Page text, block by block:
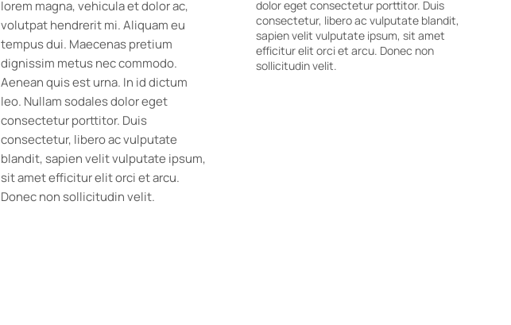
lorem magna, vehicula et dolor ac,
volutpat hendrerit mi. Aliquam eu
tempus dui. Maecenas pretium
dignissim metus nec commodo.
Aenean quis est urna. In id dictum
leo. Nullam sodales dolor eget
consectetur porttitor. Duis
consectetur, libero ac vulputate
blandit, sapien velit vulputate ipsum,
sit amet efficitur elit orci et arcu.
Donec non sollicitudin velit.
dolor eget consectetur porttitor. Duis
consectetur, libero ac vulputate blandit,
sapien velit vulputate ipsum, sit amet
efficitur elit orci et arcu. Donec non
sollicitudin velit.